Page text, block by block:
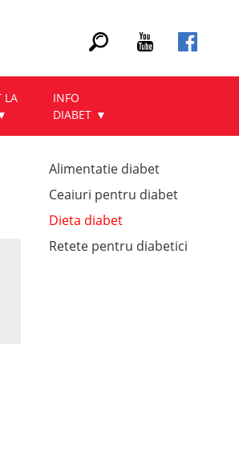
LA
INFO
DIABET
Alimentatie diabet
Ceaiuri pentru diabet
Dieta diabet
Retete pentru diabetici